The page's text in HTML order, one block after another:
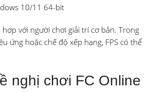
10/11 64-bit
với người chơi giải trí cơ bản. Trong
ứng hoặc chế độ xếp hạng, FPS có thể
nghị chơi FC Online